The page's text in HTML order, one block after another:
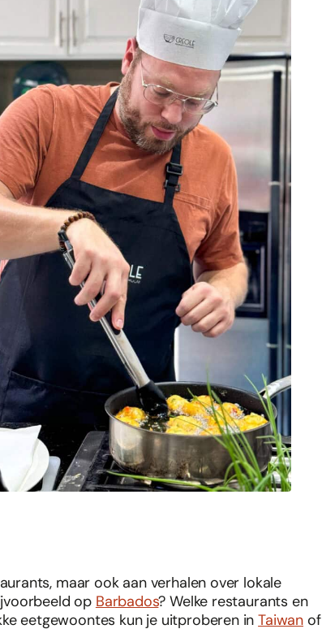
maar ook aan verhalen over lokale
op Barbados? Welke restaurants en
eetgewoontes kun je uitproberen inTaiwan of